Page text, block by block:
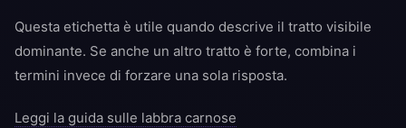
Questa etichetta è utile quando descrive il tratto visibile
dominante. Se anche un altro tratto è forte, combina i
termini invece di forzare una sola risposta.
Leggi la guida sulle labbra carnose